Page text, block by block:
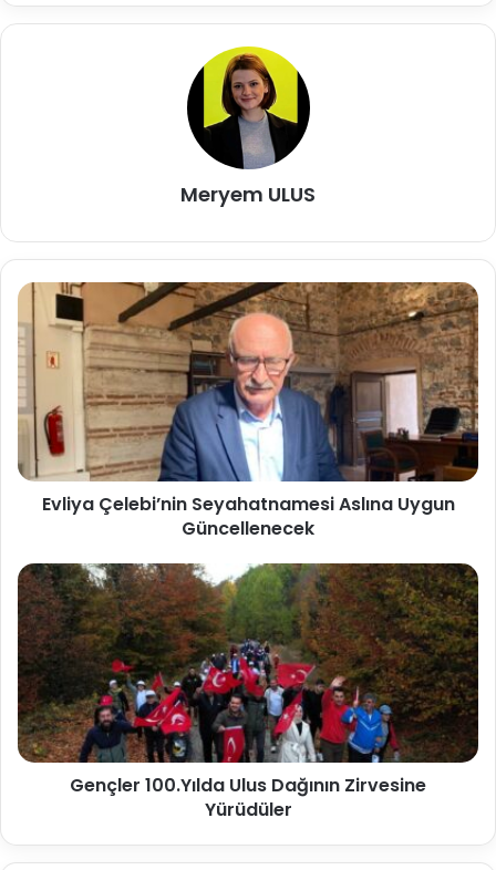
Meryem ULUS
Evliya Çelebi’nin Seyahatnamesi Aslına Uygun
Güncellenecek
Gençler 100.Yılda Ulus Dağının Zirvesine
Yürüdüler